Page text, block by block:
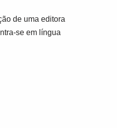
de uma editora
se em língua